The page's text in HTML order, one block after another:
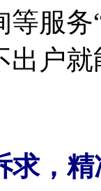
服
出户
求，